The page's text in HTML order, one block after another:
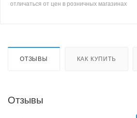
отличаться от цен в розничных магазинах
ОТЗЫВЫ КАК КУПИТЬ
Отзывы